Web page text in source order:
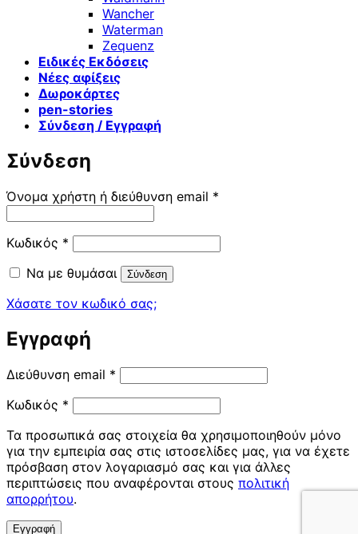
Wancher
Waterman
Zequenz
Ειδικές Εκδόσεις
Νέες αφίξεις
Δωροκάρτες
pen-stories
Σύνδεση / Εγγραφή
Σύνδεση
Όνομα χρήστη ή διεύθυνση email *
Κωδικός * Απαιτείται
Να με θυμάσαι
Σύνδεση
Χάσατε τον κωδικό σας;
Εγγραφή
Διεύθυνση email * Απαιτείται
Κωδικός * Απαιτείται
Τα προσωπικά σας στοιχεία θα χρησιμοποιηθούν μόνο
για την εμπειρία σας στις ιστοσελίδες μας, για να έχετε
πρόσβαση στον λογαριασμό σας και για άλλες
περιπτώσεις που αναφέρονται στους πολιτική
απορρήτου.
Εγγραφή